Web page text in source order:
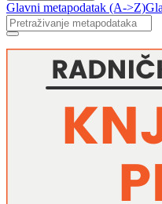
Glavni metapodatak (A->Z)